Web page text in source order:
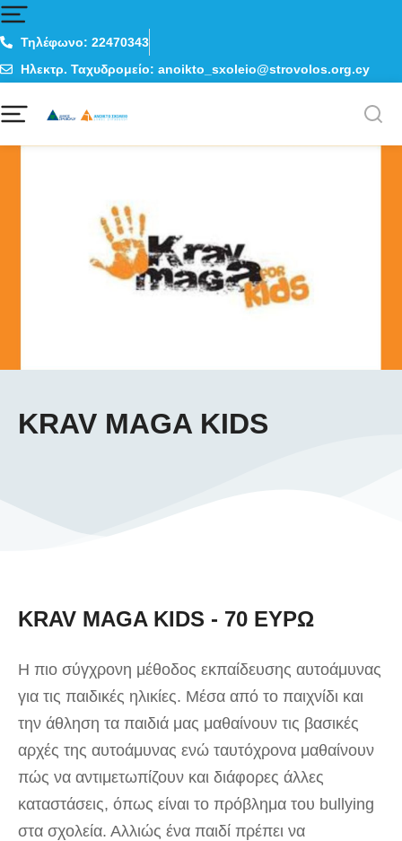
Τηλέφωνο: 22470343
Ηλεκτρ. Ταχυδρομείο: anoikto_sxoleio@strovolos.org.cy
KRAV MAGA KIDS
KRAV MAGA KIDS - 70 ΕΥΡΩ
Η πιο σύγχρονη μέθοδος εκπαίδευσης αυτοάμυνας
για τις παιδικές ηλικίες. Μέσα από το παιχνίδι και
την άθληση τα παιδιά μας μαθαίνουν τις βασικές
αρχές της αυτοάμυνας ενώ ταυτόχρονα μαθαίνουν
πώς να αντιμετωπίζουν και διάφορες άλλες
καταστάσεις, όπως είναι το πρόβλημα του bullying
στα σχολεία. Αλλιώς ένα παιδί πρέπει να